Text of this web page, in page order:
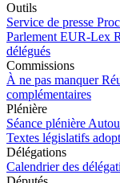
Outils
Service de presse
Parlement EUR-Lex
délégués
Commissions
À ne pas manquer
complémentaires
Plénière
Séance plénière
Textes législatifs
Délégations
Calendrier des